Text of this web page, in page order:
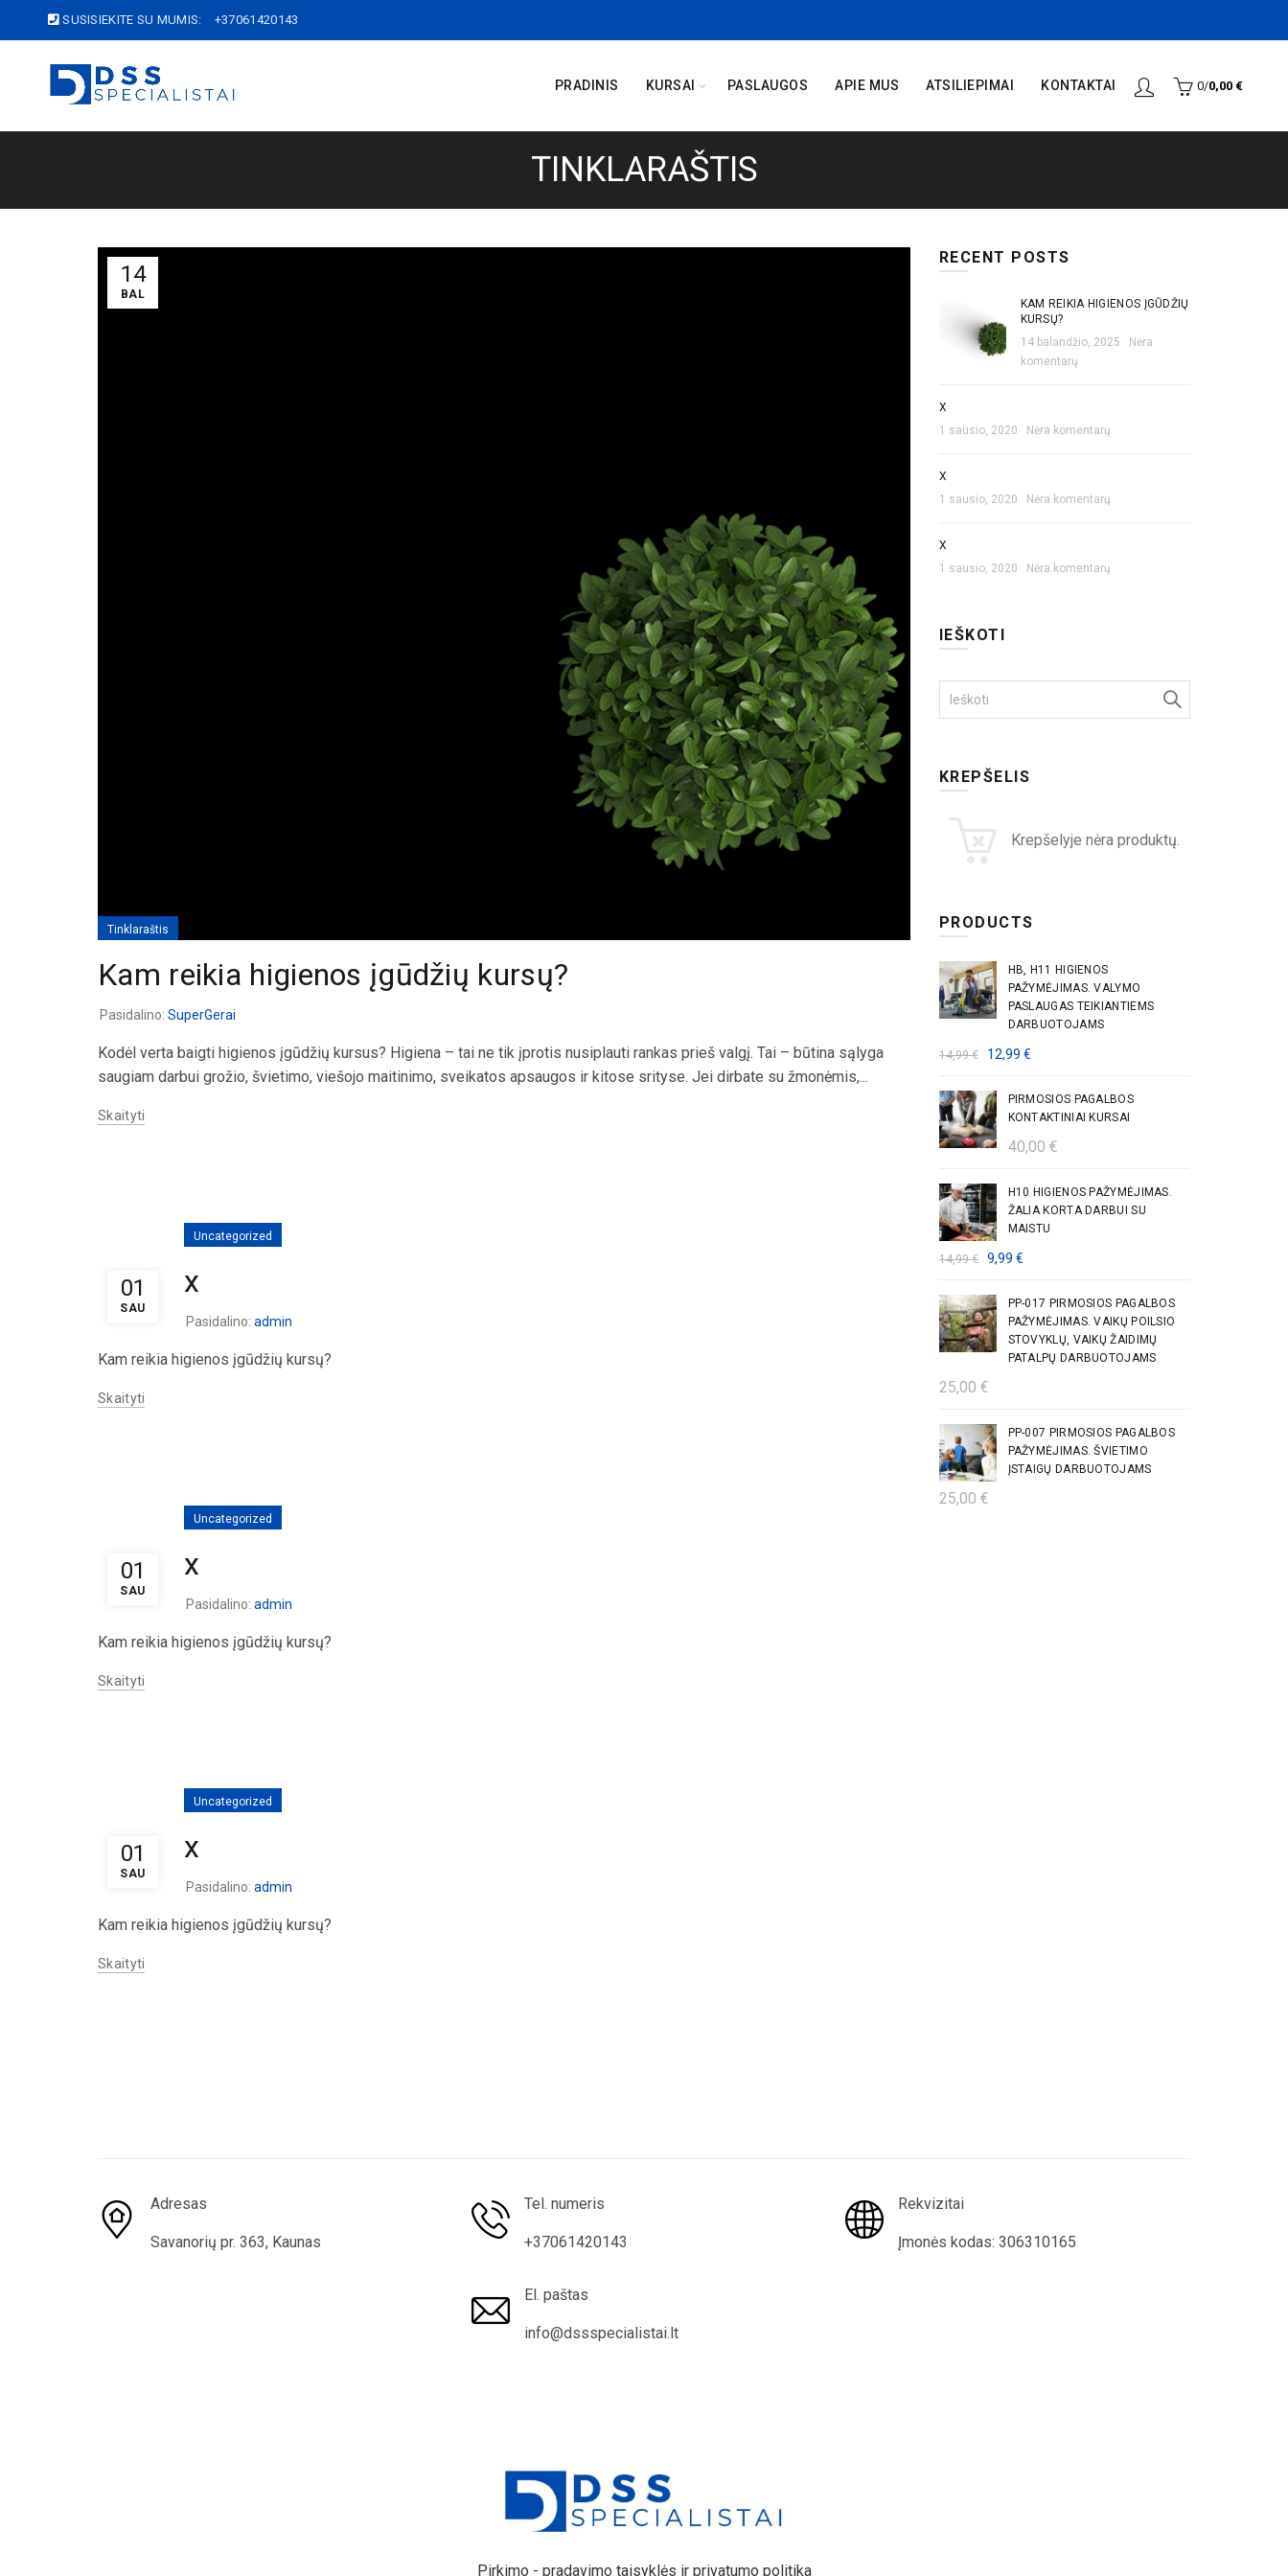
SUSISIEKITE SU MUMIS: +37061420143
PRADINIS KURSAI PASLAUGOS APIE MUS ATSILIEPIMAI KONTAKTAI 0/0,00 €
TINKLARAŠTIS
14
BAL
Tinklaraštis
Kam reikia higienos įgūdžių kursų?
Pasidalino: SuperGerai
Kodėl verta baigti higienos įgūdžių kursus? Higiena – tai ne tik įprotis nusiplauti rankas prieš valgį. Tai – būtina sąlyga
saugiam darbui grožio, švietimo, viešojo maitinimo, sveikatos apsaugos ir kitose srityse. Jei dirbate su žmonėmis,...
Skaityti
01
SAU
Uncategorized
x
Pasidalino: admin
Kam reikia higienos įgūdžių kursų?
Skaityti
01
SAU
Uncategorized
x
Pasidalino: admin
Kam reikia higienos įgūdžių kursų?
Skaityti
01
SAU
Uncategorized
x
Pasidalino: admin
Kam reikia higienos įgūdžių kursų?
Skaityti
RECENT POSTS
KAM REIKIA HIGIENOS ĮGŪDŽIŲ
KURSŲ?
14 balandžio, 2025
Nėra
komentarų
X
1 sausio, 2020
Nėra komentarų
X
1 sausio, 2020
Nėra komentarų
X
1 sausio, 2020
Nėra komentarų
IEŠKOTI
KREPŠELIS
Krepšelyje nėra produktų.
PRODUCTS
HB, H11 HIGIENOS
PAŽYMĖJIMAS. VALYMO
PASLAUGAS TEIKIANTIEMS
DARBUOTOJAMS
14,99€
Original
was:
14,99 €.
12,99 €
is:
12,99 €.
PIRMOSIOS PAGALBOS
KONTAKTINIAI KURSAI
40,00 €
H10 HIGIENOS PAŽYMĖJIMAS.
ŽALIA KORTA DARBUI SU
MAISTU
14,99€
Original
was:
14,99 €.
9,99 €
is:
9,99 €.
PP-017 PIRMOSIOS PAGALBOS
PAŽYMĖJIMAS. VAIKŲ POILSIO
STOVYKLŲ, VAIKŲ ŽAIDIMŲ
PATALPŲ DARBUOTOJAMS
25,00 €
PP-007 PIRMOSIOS PAGALBOS
PAŽYMĖJIMAS. ŠVIETIMO
ĮSTAIGŲ DARBUOTOJAMS
25,00 €
Adresas
Savanorių pr. 363, Kaunas
Tel. numeris
+37061420143
El. paštas
info@dssspecialistai.lt
Rekvizitai
Įmonės kodas: 306310165
Pirkimo - pradavimo taisyklės ir privatumo politika